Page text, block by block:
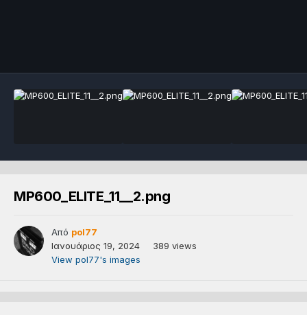
MP600_ELITE_11__2.png
Από pol77
Ιανουάριος 19, 2024
389 views
View pol77's images